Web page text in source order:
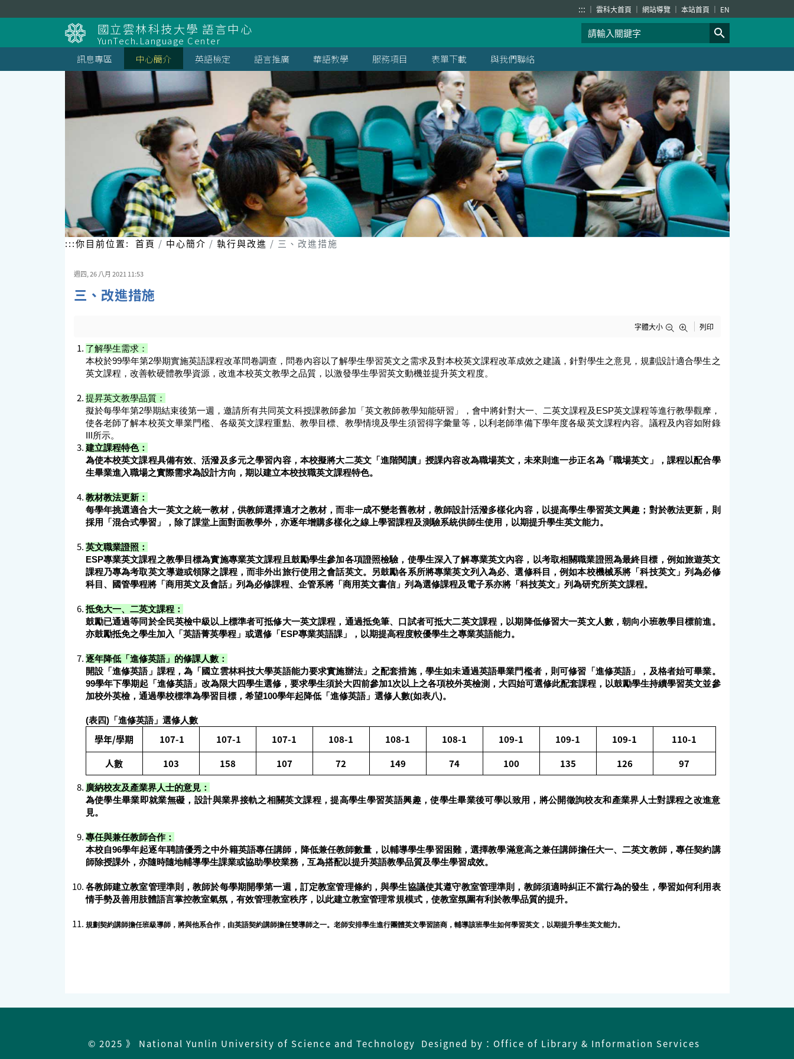
到
::: 雲科大首頁 網站導覽 本站首頁 EN
國立雲林科技大學 語言中心
YunTech.Language Center
訊息專區
中心簡介 英語檢定 語言推廣 華語教學 服務項目 表單下載 與我們聯絡
:::你目前位置: 首頁 中心簡介 執行與改進 三、改進措施
週四, 26 八月 2021 11:53
三、改進措施
字體大小 列印
了解學生需求：
本校於99學年第2學期實施英語課程改革問卷調查，問卷內容以了解學生學習英文之需求及對本校英文課程改革成效之建議，針對學生之意見，規劃設計適合學生之
英文課程，改善軟硬體教學資源，改進本校英文教學之品質，以激發學生學習英文動機並提升英文程度。
提昇英文教學品質：
擬於每學年第2學期結束後第一週，邀請所有共同英文科授課教師參加「英文教師教學知能研習」，會中將針對大一、二英文課程及ESP英文課程等進行教學觀摩，
使各老師了解本校英文畢業門檻、各級英文課程重點、教學目標、教學情境及學生須習得字彙量等，以利老師準備下學年度各級英文課程內容。議程及內容如附錄
III所示。
建立課程特色：
為使本校英文課程具備有效、活潑及多元之學習內容，本校擬將大二英文「進階閱讀」授課內容改為職場英文，未來則進一步正名為「職場英文」，課程以配合學
生畢業進入職場之實際需求為設計方向，期以建立本校技職英文課程特色。
教材教法更新：
每學年挑選適合大一英文之統一教材，供教師選擇適才之教材，而非一成不變老舊教材，教師設計活潑多樣化內容，以提高學生學習英文興趣；對於教法更新，則
採用「混合式學習」，除了課堂上面對面教學外，亦逐年增購多樣化之線上學習課程及測驗系統供師生使用，以期提升學生英文能力。
英文職業證照：
ESP專業英文課程之教學目標為實施專業英文課程且鼓勵學生參加各項證照檢驗，使學生深入了解專業英文內容，以考取相關職業證照為最終目標，例如旅遊英文
課程乃專為考取英文導遊或領隊之課程，而非外出旅行使用之會話英文。另鼓勵各系所將專業英文列入為必、選修科目，例如本校機械系將「科技英文」列為必修
科目、國管學程將「商用英文及會話」列為必修課程、企管系將「商用英文書信」列為選修課程及電子系亦將「科技英文」列為研究所英文課程。
抵免大一、二英文課程：
鼓勵已通過等同於全民英檢中級以上標準者可抵修大一英文課程，通過抵免筆、口試者可抵大二英文課程，以期降低修習大一英文人數，朝向小班教學目標前進。
亦鼓勵抵免之學生加入「英語菁英學程」或選修「ESP專業英語課」，以期提高程度較優學生之專業英語能力。
逐年降低「進修英語」的修課人數：
開設「進修英語」課程，為「國立雲林科技大學英語能力要求實施辦法」之配套措施，學生如未通過英語畢業門檻者，則可修習「進修英語」，及格者始可畢業。
99學年下學期起「進修英語」改為限大四學生選修，要求學生須於大四前參加1次以上之各項校外英檢測，大四始可選修此配套課程，以鼓勵學生持續學習英文並參
加校外英檢，通過學校標準為學習目標，希望100學年起降低「進修英語」選修人數(如表八)。
(表四)「進修英語」選修人數
學年/學期 107-1 107-1 107-1 108-1 108-1 108-1 109-1 109-1 109-1
110-1
人數
103 158 107 72 149 74 100 135 126 97
廣納校友及產業界人士的意見：
為使學生畢業即就業無礙，設計與業界接軌之相關英文課程，提高學生學習英語興趣，使學生畢業後可學以致用，將公開徵詢校友和產業界人士對課程之改進意
見。
專任與兼任教師合作：
本校自96學年起逐年聘請優秀之中外籍英語專任講師，降低兼任教師數量，以輔導學生學習困難，選擇教學滿意高之兼任講師擔任大一、二英文教師，專任契約講
師除授課外，亦隨時隨地輔導學生課業或協助學校業務，互為搭配以提升英語教學品質及學生學習成效。
各教師建立教室管理準則，教師於每學期開學第一週，訂定教室管理條約，與學生協議使其遵守教室管理準則，教師須適時糾正不當行為的發生，學習如何利用表
情手勢及善用肢體語言掌控教室氣氛，有效管理教室秩序，以此建立教室管理常規模式，使教室氛圍有利於教學品質的提升。
規劃契約講師擔任班級導師，將與他系合作，由英語契約講師擔任雙導師之一。老師安排學生進行團體英文學習諮商，輔導該班學生如何學習英文，以期提升學生英文能力。
© 2025 》 National Yunlin University of Science and Technology Designed by：Office of Library & Information Services